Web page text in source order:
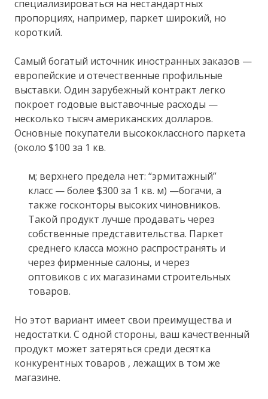
специализироваться на нестандартных
пропорциях, например, паркет широкий, но
короткий.
Самый богатый источник иностранных заказов —
европейские и отечественные профильные
выставки. Один зарубежный контракт легко
покроет годовые выставочные расходы —
несколько тысяч американских долларов.
Основные покупатели высококлассного паркета
(около $100 за 1 кв.
м; верхнего предела нет: “эрмитажный”
класс — более $300 за 1 кв. м) —богачи, а
также госконторы высоких чиновников.
Такой продукт лучше продавать через
собственные представительства. Паркет
среднего класса можно распространять и
через фирменные салоны, и через
оптовиков с их магазинами строительных
товаров.
Но этот вариант имеет свои преимущества и
недостатки. С одной стороны, ваш качественный
продукт может затеряться среди десятка
конкурентных товаров , лежащих в том же
магазине.